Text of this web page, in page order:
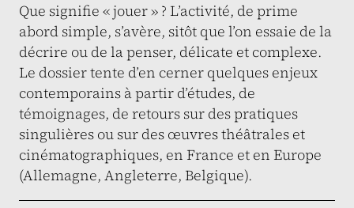
Que signifie « jouer » ? L’activité, de prime
abord simple, s’avère, sitôt que l’on essaie de la
décrire ou de la penser, délicate et complexe.
Le dossier tente d’en cerner quelques enjeux
contemporains à partir d’études, de
témoignages, de retours sur des pratiques
singulières ou sur des œuvres théâtrales et
cinématographiques, en France et en Europe
(Allemagne, Angleterre, Belgique).